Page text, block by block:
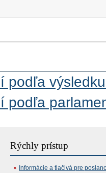
podľa
podľa
Rýchly prístup
Informácie a tlačivá pre